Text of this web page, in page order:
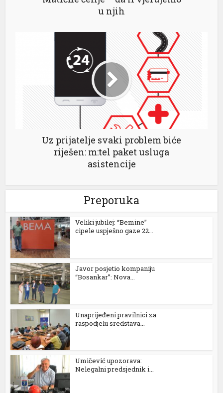
100 mg
giriş
giriş
satın al
giriş
u njih
Uz prijatelje svaki problem biće
riješen: m:tel paket usluga
asistencije
Preporuka
Veliki jubilej: “Bemine”
cipele uspješno gaze 22...
Javor posjetio kompaniju
“Bosankar”: Nova...
Unaprijeđeni pravilnici za
raspodjelu sredstava...
Umičević upozorava:
Nelegalni predsjednik i...